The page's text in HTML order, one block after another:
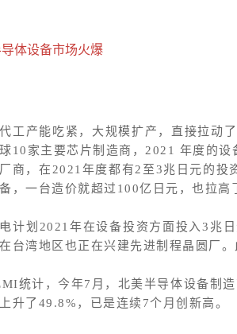
体设备市场火爆
工产能吃紧，大规模扩产，直接拉动
10家主要芯片制造商，2021 年度的
商，在2021年度都有2至3兆日元的
，一台造价就超过100亿日元，也拉高
计划2021年在设备投资方面投入3兆
台湾地区也正在兴建先进制程晶圆厂
统计，今年7月，北美半导体设备制
升了49.8%，已是连续7个月创新高。